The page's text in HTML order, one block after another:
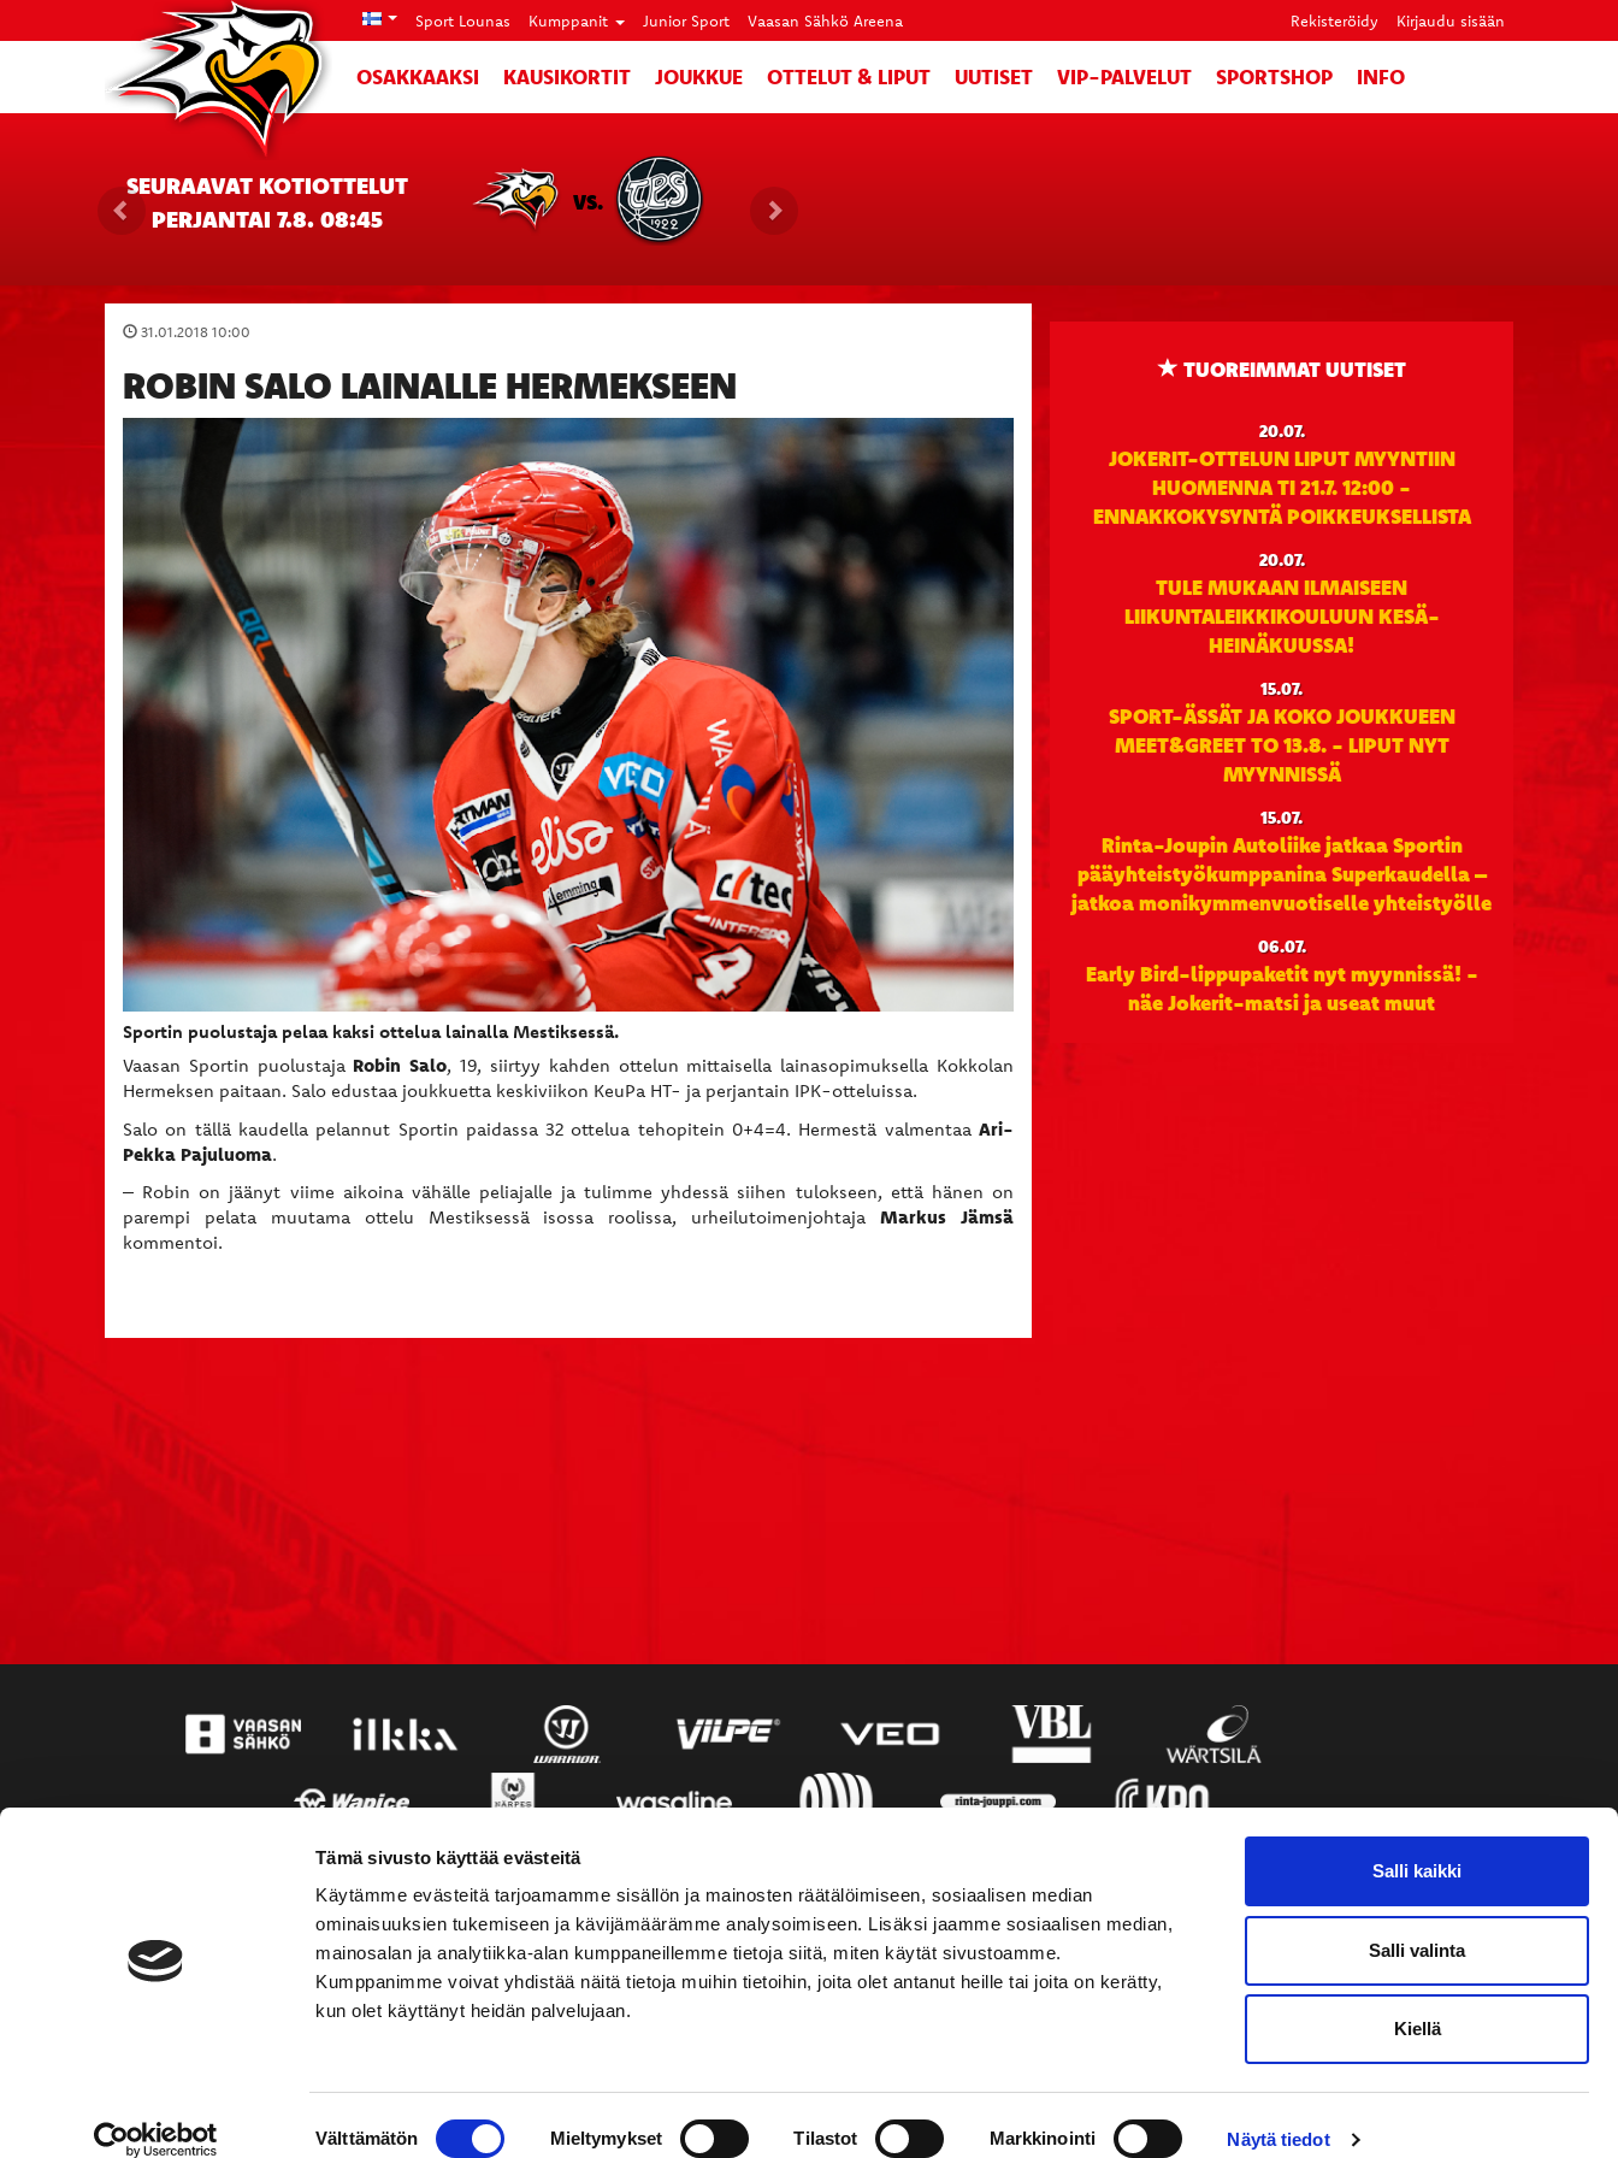
Tämä sivusto käyttää evästeitä
Käytämme evästeitä tarjoamamme sisällön ja mainosten räätälöimiseen, sosiaalisen median
ominaisuuksien tukemiseen ja kävijämäärämme analysoimiseen. Lisäksi jaamme sosiaalisen median,
mainosalan ja analytiikka-alan kumppaneillemme tietoja siitä, miten käytät sivustoamme.
Kumppanimme voivat yhdistää näitä tietoja muihin tietoihin, joita olet antanut heille tai joita on kerätty,
kun olet käyttänyt heidän palvelujaan.
Välttämätön Mieltymykset Tilastot Markkinointi Näytä tiedot
Salli kaikki
Salli valinta
Kiellä
Sport Lounas Kumppanit Junior Sport Vaasan Sähkö Areena Rekisteröidy Kirjaudu sisään
OSAKKAAKSI KAUSIKORTIT JOUKKUE OTTELUT & LIPUT UUTISET VIP-PALVELUT SPORTSHOP INFO
SEURAAVAT KOTIOTTELUT
PERJANTAI 7.8. 08:45
VS.
31.01.2018 10:00
ROBIN SALO LAINALLE HERMEKSEEN
Sportin puolustaja pelaa kaksi ottelua lainalla Mestiksessä.
Vaasan Sportin puolustaja Robin Salo, 19, siirtyy kahden ottelun mittaisella lainasopimuksella Kokkolan
Hermeksen paitaan. Salo edustaa joukkuetta keskiviikon KeuPa HT- ja perjantain IPK-otteluissa.
Salo on tällä kaudella pelannut Sportin paidassa 32 ottelua tehopitein 0+4=4. Hermestä valmentaa Ari-
Pekka Pajuluoma.
– Robin on jäänyt viime aikoina vähälle peliajalle ja tulimme yhdessä siihen tulokseen, että hänen on
parempi pelata muutama ottelu Mestiksessä isossa roolissa, urheilutoimenjohtajaMarkus Jämsä
kommentoi.
TUOREIMMAT UUTISET
20.07.
JOKERIT-OTTELUN LIPUT MYYNTIIN
HUOMENNA TI 21.7. 12:00 -
ENNAKKOKYSYNTÄ POIKKEUKSELLISTA
20.07.
TULE MUKAAN ILMAISEEN
LIIKUNTALEIKKIKOULUUN KESÄ-
HEINÄKUUSSA!
15.07.
SPORT-ÄSSÄT JA KOKO JOUKKUEEN
MEET&GREET TO 13.8. - LIPUT NYT
MYYNNISSÄ
15.07.
Rinta-Joupin Autoliike jatkaa Sportin
pääyhteistyökumppanina Superkaudella –
jatkoa monikymmenvuotiselle yhteistyölle
06.07.
Early Bird-lippupaketit nyt myynnissä! -
näe Jokerit-matsi ja useat muut
Hockey-Team Vaasan Sport Oy
YHTEYSTIEDOT
Puh: 02 01 555 600
SOSIAALINEN MEDIA
facebook
VAASAN SPORT UUTISKIRJE